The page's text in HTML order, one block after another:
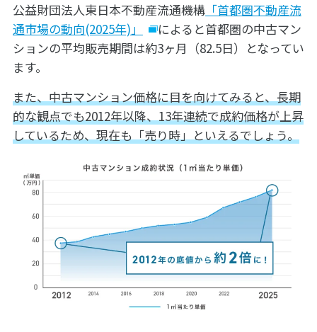
公益財団法人東日本不動産流通機構「首都圏不動産流
通市場の動向(2025年)」
によると首都圏の中古マン
ションの平均販売期間は約3ヶ月（82.5日）となってい
ます。
また、中古マンション価格に目を向けてみると、長期
的な観点でも2012年以降、13年連続で成約価格が上昇
しているため、現在も「売り時」といえるでしょう。